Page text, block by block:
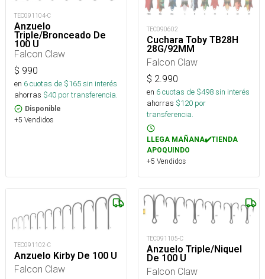
TEC091104-C
Anzuelo
Triple/Bronceado De
100 U
Falcon Claw
$ 990
en 6cuotas de $165sin interés
ahorras $40 por transferencia.
Disponible
+5 Vendidos
TEC090602
Cuchara Toby TB28H
28G/92MM
Falcon Claw
$ 2.990
en 6cuotas de $498sin interés
ahorras $120 por
transferencia.
LLEGA MAÑANA✔️TIENDA
APOQUINDO
+5 Vendidos
TEC091102-C
Anzuelo Kirby De 100 U
Falcon Claw
TEC091105-C
Anzuelo Triple/Niquel
De 100 U
Falcon Claw